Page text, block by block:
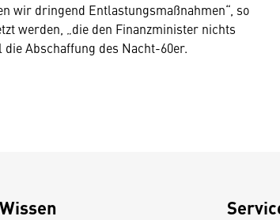
wir dringend Entlastungsmaßnahmen“, so
werden, „die den Finanzminister nichts
Abschaffung des Nacht-60er.
Wissen